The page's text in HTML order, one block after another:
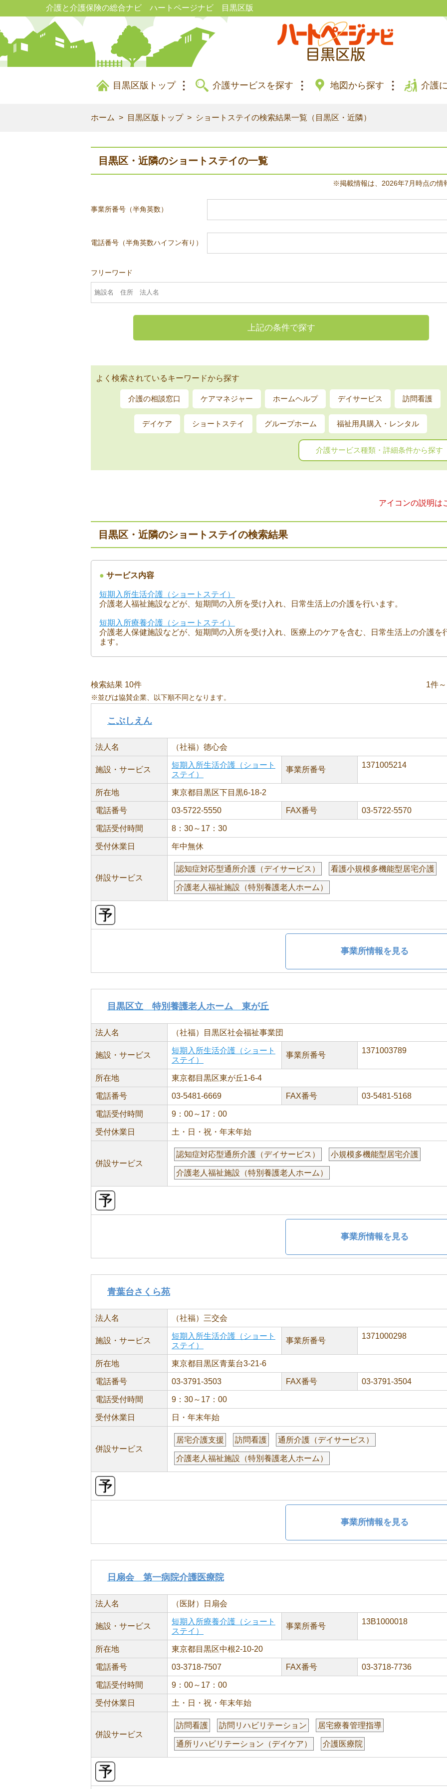
介護と介護保険の総合ナビ ハートページナビ 目黒区版
目黒区版トップ 介護サービスを探す 地図から探す 介護
ホーム 目黒区版トップ ショートステイの検索結果一覧（目黒区・近隣）
目黒区・近隣のショートステイの一覧
※掲載情報は、2026年7月時点の情
事業所番号（半角英数）
電話番号（半角英数ハイフン有り）
フリーワード
上記の条件で探す
よく検索されているキーワードから探す
介護の相談窓口 ケアマネジャー ホームヘルプ デイサービス 訪問看護
デイケア ショートステイ グループホーム 福祉用具購入・レンタル
介護サービス種類・詳細条件から探す
アイコンの説明は
目黒区・近隣のショートステイの検索結果
● サービス内容
短期入所生活介護（ショートステイ）
介護老人福祉施設などが、短期間の入所を受け入れ、日常生活上の介護を行います。
短期入所療養介護（ショートステイ）
介護老人保健施設などが、短期間の入所を受け入れ、医療上のケアを含む、日常生活上の介護を
ます。
検索結果 10件 1件
※並びは協賛企業、以下順不同となります。
こぶしえん
法人名 （社福）徳心会
施設・サービス
短期入所生活介護（ショート
ステイ）
事業所番号
1371005214
所在地 東京都目黒区下目黒6-18-2
電話番号 03-5722-5550 FAX番号 03-5722-5570
電話受付時間 8：30～17：30
受付休業日 年中無休
併設サービス
認知症対応型通所介護（デイサービス） 看護小規模多機能型居宅介護
介護老人福祉施設（特別養護老人ホーム）
事業所情報を見る
目黒区立 特別養護老人ホーム 東が丘
法人名 （社福）目黒区社会福祉事業団
施設・サービス
短期入所生活介護（ショート
ステイ）
事業所番号
1371003789
所在地 東京都目黒区東が丘1-6-4
電話番号 03-5481-6669 FAX番号 03-5481-5168
電話受付時間 9：00～17：00
受付休業日 土・日・祝・年末年始
併設サービス
認知症対応型通所介護（デイサービス） 小規模多機能型居宅介護
介護老人福祉施設（特別養護老人ホーム）
事業所情報を見る
青葉台さくら苑
法人名 （社福）三交会
施設・サービス
短期入所生活介護（ショート
ステイ）
事業所番号
1371000298
所在地 東京都目黒区青葉台3-21-6
電話番号 03-3791-3503 FAX番号 03-3791-3504
電話受付時間 9：30～17：00
受付休業日 日・年末年始
併設サービス
居宅介護支援 訪問看護 通所介護（デイサービス）
介護老人福祉施設（特別養護老人ホーム）
事業所情報を見る
日扇会 第一病院介護医療院
法人名 （医財）日扇会
施設・サービス
短期入所療養介護（ショート
ステイ）
事業所番号
13B1000018
所在地 東京都目黒区中根2-10-20
電話番号 03-3718-7507 FAX番号 03-3718-7736
電話受付時間 9：00～17：00
受付休業日 土・日・祝・年末年始
併設サービス
訪問看護 訪問リハビリテーション 居宅療養管理指導
通所リハビリテーション（デイケア） 介護医療院